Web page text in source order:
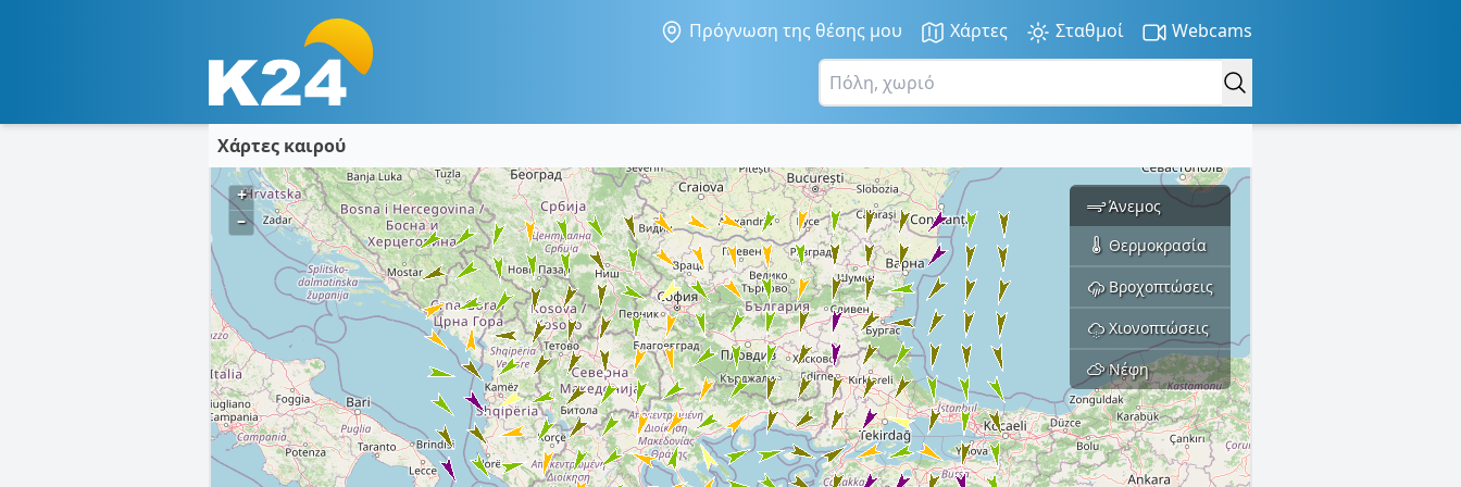
Πρόγνωση της θέσης μου Χάρτες Σταθμοί Webcams
Χάρτες καιρού
Άνεμος
Θερμοκρασία
Βροχοπτώσεις
Χιονοπτώσεις
Νέφη
+
–